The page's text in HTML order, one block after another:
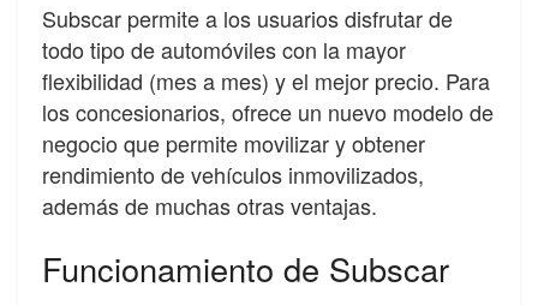
Subscar permite a los usuarios disfrutar de
todo tipo de automóviles con la mayor
flexibilidad (mes a mes) y el mejor precio. Para
los concesionarios, ofrece un nuevo modelo de
negocio que permite movilizar y obtener
rendimiento de vehículos inmovilizados,
además de muchas otras ventajas.
Funcionamiento de Subscar